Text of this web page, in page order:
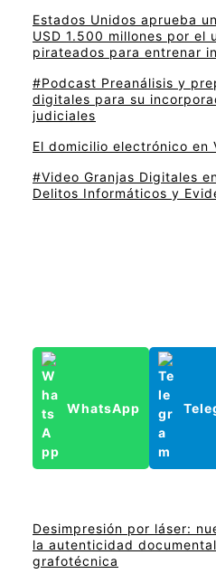
Estados Unidos aprueba
USD 1.500 millones por el
pirateados para entrenar
#Podcast Preanálisis y
digitales para su
judiciales
El domicilio electrónico en
#Video Granjas Digitales
Delitos Informáticos y
WhatsApp
Desimpresión por láser:
la autenticidad
grafotécnica